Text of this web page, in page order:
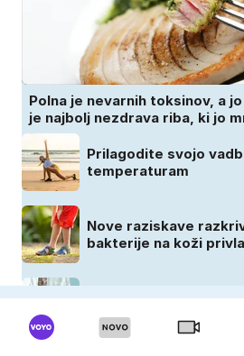
Polna je nevarnih toksinov, a
je najbolj nezdrava riba, ki jo
Prilagodite svojo
temperaturam
Nove raziskave
bakterije na koži
Občutljiva koža in
pred UV-žarki brez